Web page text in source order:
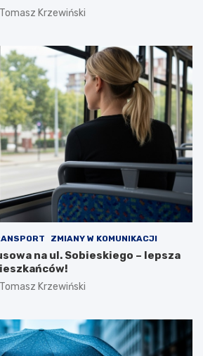
Tomasz Krzewiński
ZMIANY W KOMUNIKACJI
na ul. Sobieskiego – lepsza
Tomasz Krzewiński